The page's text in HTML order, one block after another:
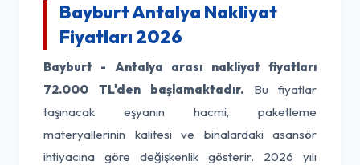
Bayburt Antalya Nakliyat
Fiyatları 2026
Bayburt - Antalya arası nakliyat fiyatları
72.000 TL'den başlamaktadır. Bu fiyatlar
taşınacak eşyanın hacmi, paketleme
materyallerinin kalitesi ve binalardaki asansör
ihtiyacına göre değişkenlik gösterir. 2026 yılı